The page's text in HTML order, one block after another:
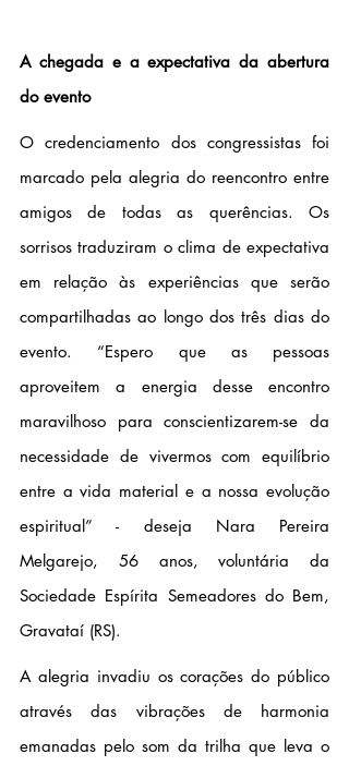
A chegada e a expectativa da abertura
do evento
O credenciamento dos congressistas foi
marcado pela alegria do reencontro entre
amigos de todas as querências. Os
sorrisos traduziram o clima de expectativa
em relação às experiências que serão
compartilhadas ao longo dos três dias do
evento. “Espero que as pessoas
aproveitem a energia desse encontro
maravilhoso para conscientizarem-se da
necessidade de vivermos com equilíbrio
entre a vida material e a nossa evolução
espiritual” - deseja Nara Pereira
Melgarejo, 56 anos, voluntária da
Sociedade Espírita Semeadores do Bem,
Gravataí (RS).
A alegria invadiu os corações do público
através das vibrações de harmonia
emanadas pelo som da trilha que leva o